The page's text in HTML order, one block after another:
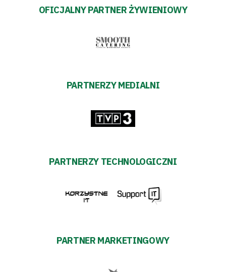
OFICJALNY PARTNER ŻYWIENIOWY
PARTNERZY MEDIALNI
PARTNERZY TECHNOLOGICZNI
PARTNER MARKETINGOWY